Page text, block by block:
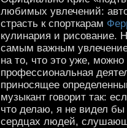
любимых увлечений:
страсть к спорткарам
кулинария и рисование.
самым важным
на то, что это уже,
профессиональная
приносящее
музыкант говорит так:
что делаю, я не видел бы
сердцах людей,